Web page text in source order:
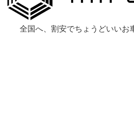
全国へ、割安でちょうどいいお